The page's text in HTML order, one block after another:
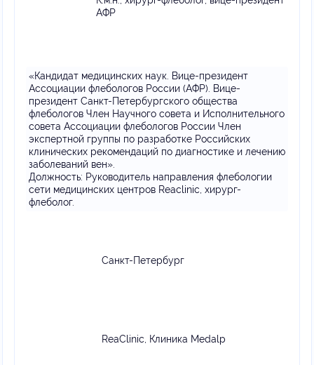
АФР
«Кандидат медицинских наук. Вице-президент
Ассоциации флебологов России (АФР). Вице-
президент Санкт-Петербургского общества
флебологов Член Научного совета и Исполнительного
совета Ассоциации флебологов России Член
экспертной группы по разработке Российских
клинических рекомендаций по диагностике и лечению
заболеваний вен».
Должность: Руководитель направления флебологии
сети медицинских центров Reaclinic, хирург-
флеболог.
Санкт-Петербург
ReaClinic, Клиника Medalp